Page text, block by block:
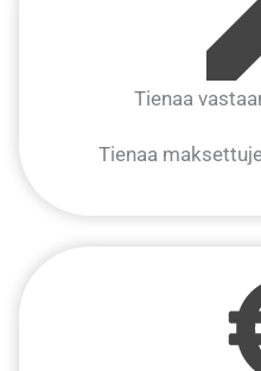
Tienaa
Tienaa